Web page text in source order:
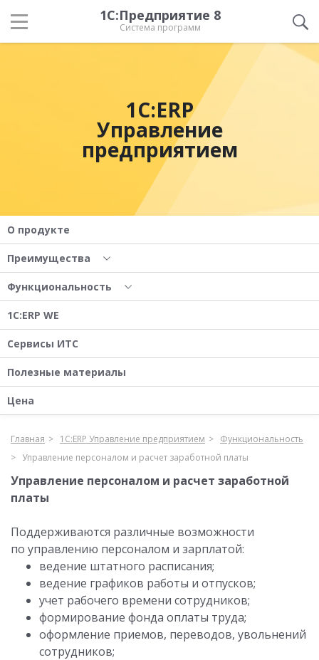
1С:Предприятие 8
Система программ
1С:ERP
Управление
предприятием
О продукте
Преимущества
Функциональность
1С:ERP WE
Сервисы ИТС
Полезные материалы
Цена
Главная 1С:ERP Управление предприятием
Функциональность
Управление персоналом и расчет заработной платы
Управление персоналом и расчет заработной
платы
Поддерживаются различные возможности
по управлению персоналом и зарплатой:
ведение штатного расписания;
ведение графиков работы и отпусков;
учет рабочего времени сотрудников;
формирование фонда оплаты труда;
оформление приемов, переводов, увольнений
сотрудников;